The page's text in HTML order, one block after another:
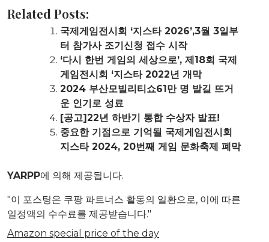
Related Posts:
국제게임전시회 ‘지스타 2026’,3월 3일부
터 참가사 조기신청 접수 시작
‘다시 한번 게임의 세상으로’, 제18회 국제
게임전시회 ‘지스타 2022년 개막
2024 부산모빌리티쇼61만 명 발길 뜨거
운 인기로 성료
[공고]22년 하반기 통합 수상자 발표!
중요한 기점으로 기억될 국제게임전시회
지스타 2024, 20번째 게임 문화축제 폐막
YARPP에 의해 제공됩니다.
"이 포스팅은 쿠팡 파트너스 활동의 일환으로, 이에 따른
일정액의 수수료를 제공받습니다."
Amazon special price of the day